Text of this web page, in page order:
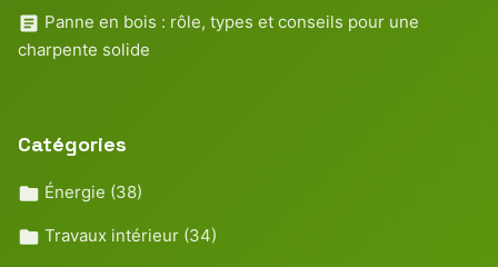
Panne en bois : rôle, types et conseils pour une
charpente solide
Catégories
Énergie (38)
Travaux intérieur (34)